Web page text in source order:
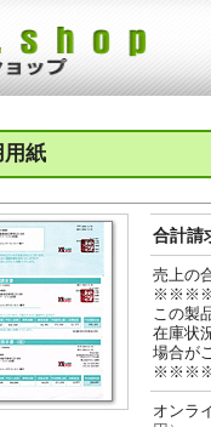
用紙
合計請
売上の
この製
在庫状
場合が
オン